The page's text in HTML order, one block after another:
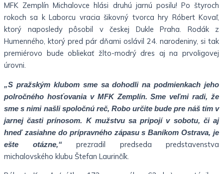
MFK Zemplín Michalovce hlási druhú jarnú posilu! Po štyroch
rokoch sa k Laborcu vracia šikovný tvorca hry Róbert Kovaľ,
ktorý naposledy pôsobil v českej Dukle Praha. Rodák z
Humenného, ktorý pred pár dňami oslávil 24. narodeniny, si tak
premiérovo bude obliekať žlto-modrý dres aj na prvoligovej
úrovni.
„S pražským klubom sme sa dohodli na podmienkach jeho
polročného hosťovania v MFK Zemplín. Sme veľmi radi, že
sme s nimi našli spoločnú reč, Robo určite bude pre náš tím v
jarnej časti prínosom. K mužstvu sa pripojí v sobotu, či aj
hneď zasiahne do prípravného zápasu s Baníkom Ostrava, je
ešte otázne,“prezradil predseda predstavenstva
michalovského klubu Štefan Laurinčík.